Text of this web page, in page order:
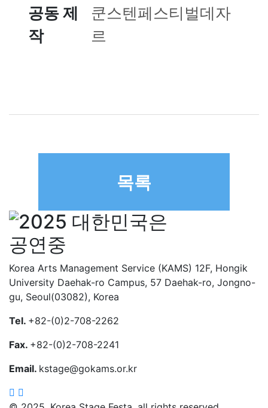
공동 제
작
쿤스텐페스티벌데자
르
목록
Korea Arts Management Service (KAMS) 12F, Hongik
University Daehak-ro Campus, 57 Daehak-ro, Jongno-
gu, Seoul(03082), Korea
Tel. +82-(0)2-708-2262
Fax. +82-(0)2-708-2241
Email. kstage@gokams.or.kr